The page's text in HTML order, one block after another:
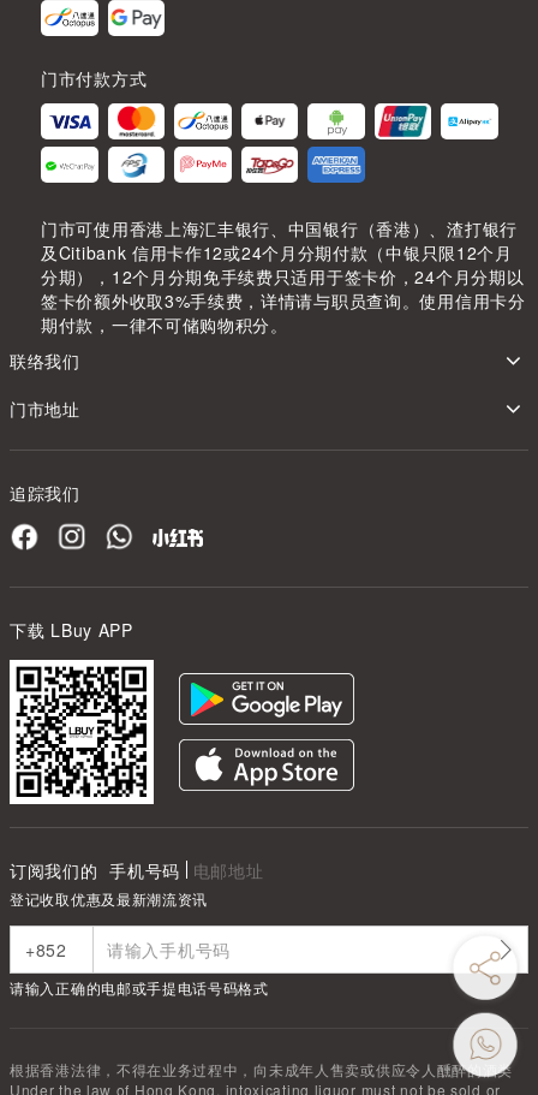
门市付款方式
门市可使用香港上海汇丰银行、中国银行（香港）、渣打银行
及Citibank 信用卡作12或24个月分期付款（中银只限12个月
分期），12个月分期免手续费只适用于签卡价，24个月分期以
签卡价额外收取3%手续费，详情请与职员查询。使用信用卡分
期付款，一律不可储购物积分。
联络我们
门市地址
追踪我们
下载 LBuy APP
订阅我们的 手机号码 电邮地址
登记收取优惠及最新潮流资讯
请输入正确的电邮或手提电话号码格式
根据香港法律，不得在业务过程中，向未成年人售卖或供应令人醺醉的酒类
Under the law of Hong Kong, intoxicating liquor must not be sold or